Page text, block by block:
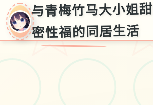
与青梅竹马大小姐甜
密性福的同居生活